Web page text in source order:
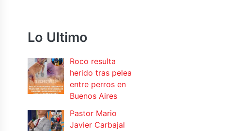
Lo Ultimo
Roco resulta
herido tras pelea
entre perros en
Buenos Aires
Pastor Mario
Javier Carbajal